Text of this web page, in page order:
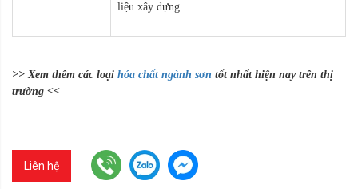
liệu xây dựng.
>> Xem thêm các loại hóa chất ngành sơn tốt nhất hiện nay trên thị
trường <<
Liên hệ